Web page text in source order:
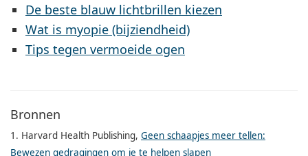
De beste blauw lichtbrillen kiezen
Wat is myopie (bijziendheid)
Tips tegen vermoeide ogen
Bronnen
1. Harvard Health Publishing, Geen schaapjes meer tellen:
Bewezen gedragingen om je te helpen slapen